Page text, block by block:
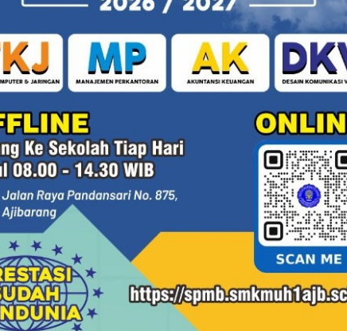
Juara Voli